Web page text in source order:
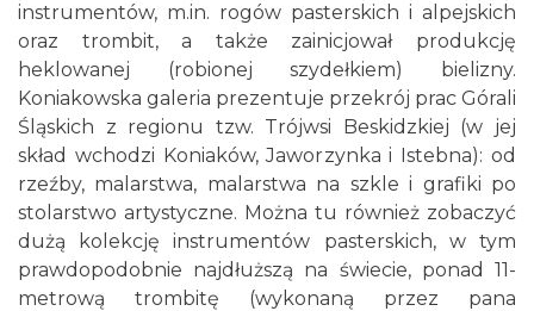
instrumentów, m.in. rogów pasterskich i alpejskich
oraz trombit, a także zainicjował produkcję
heklowanej (robionej szydełkiem) bielizny.
Koniakowska galeria prezentuje przekrój prac Górali
Śląskich z regionu tzw. Trójwsi Beskidzkiej (w jej
skład wchodzi Koniaków, Jaworzynka i Istebna): od
rzeźby, malarstwa, malarstwa na szkle i grafiki po
stolarstwo artystyczne. Można tu również zobaczyć
dużą kolekcję instrumentów pasterskich, w tym
prawdopodobnie najdłuższą na świecie, ponad 11-
metrową trombitę (wykonaną przez pana